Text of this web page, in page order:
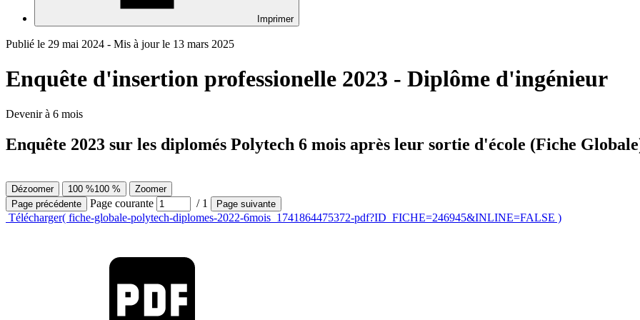
Imprimer
Publié le 29 mai 2024 - Mis à jour le 13 mars 2025
Enquête d'insertion professionelle 2023 - Diplôme d'ingénieur
Devenir à 6 mois
Enquête 2023 sur les diplomés Polytech 6 mois après leur sortie d'école (Fiche
Dézoomer 100 %100 %
Zoomer
Page précédente
Page courante / 1 Page suivante
Télécharger( fiche-globale-polytech-diplomes-2022-6mois_1741864475372-pdf?ID_FICHE=246945&INLINE=FALSE )